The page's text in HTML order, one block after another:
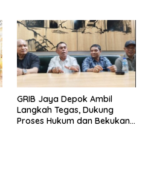
GRIB Jaya Depok Ambil
Langkah Tegas, Dukung
Proses Hukum dan Bekukan